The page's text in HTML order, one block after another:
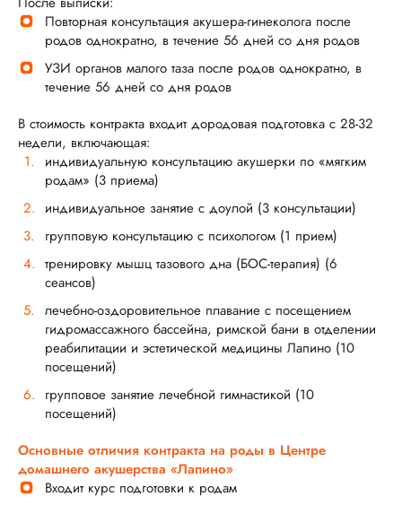
Повторная консультация акушера-гинеколога после
родов однократно, в течение 56 дней со дня родов
УЗИ органов малого таза после родов однократно, в
течение 56 дней со дня родов
В стоимость контракта входит дородовая подготовка с 28-32
недели, включающая:
индивидуальную консультацию акушерки по «мягким
родам» (3 приема)
индивидуальное занятие с доулой (3 консультации)
групповую консультацию с психологом (1 прием)
тренировку мышц тазового дна (БОС-терапия) (6
сеансов)
лечебно-оздоровительное плавание с посещением
гидромассажного бассейна, римской бани в отделении
реабилитации и эстетической медицины Лапино (10
посещений)
групповое занятие лечебной гимнастикой (10
посещений)
Основные отличия контракта на роды в Центре
домашнего акушерства «Лапино»
Входит курс подготовки к родам